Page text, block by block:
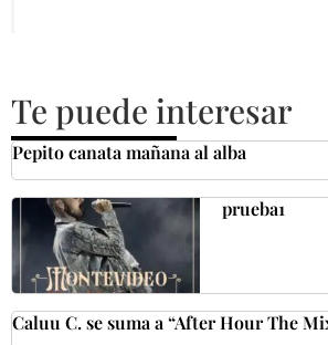
Te puede interesar
Pepito canata mañana al alba
prueba1
Caluu C. se suma a “After Hour The